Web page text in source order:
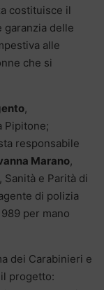
costituisce il
garanzia delle
alle
che si
,
Pipitone;
responsabile
Marano,
Sanità e Parità di
di polizia
per mano
dei Carabinieri e
progetto: